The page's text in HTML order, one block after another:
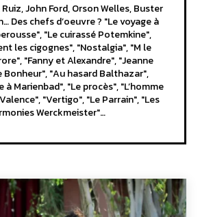
John Ford, Orson Welles, Buster
Des chefs d’oeuvre ? "Le voyage à
"Le cuirassé Potemkine",
les cigognes", "Nostalgia", "M le
"Fanny et Alexandre", "Jeanne
Bonheur", "Au hasard Balthazar",
à Marienbad", "Le procès", "L’homme
"Vertigo", "Le Parrain", "Les
Werckmeister"…